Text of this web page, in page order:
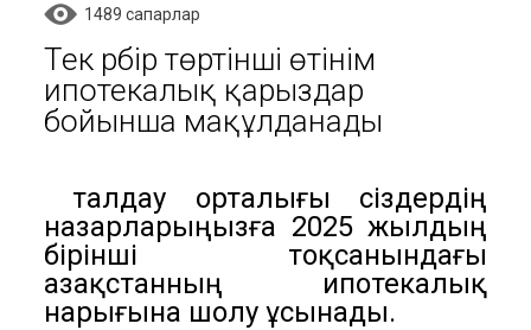
1489 cапарлар
Тек әрбір төртінші өтінім
ипотекалық қарыздар
бойынша мақұлданады
ҚҚҚ талдау орталығы сіздердің
назарларыңызға 2025 жылдың
бірінші тоқсанындағы
Қазақстанның ипотекалық
нарығына шолу ұсынады.